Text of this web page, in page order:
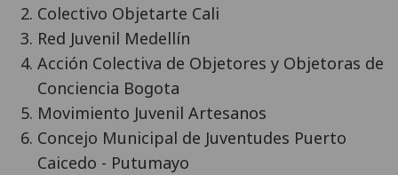
Colectivo Objetarte Cali
Red Juvenil Medellín
Acción Colectiva de Objetores y Objetoras de
Conciencia Bogota
Movimiento Juvenil Artesanos
Concejo Municipal de Juventudes Puerto
Caicedo - Putumayo